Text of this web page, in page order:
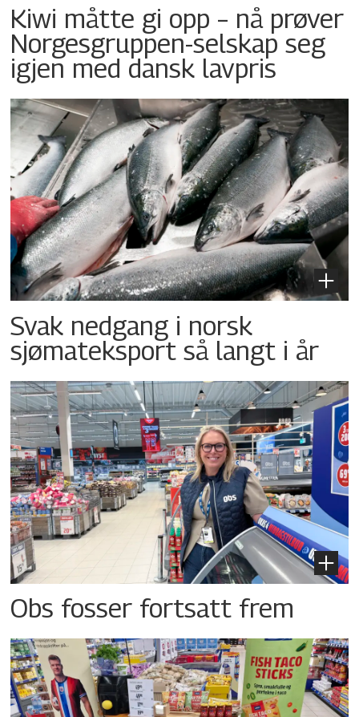
Kiwi måtte gi opp – nå prøver
Norgesgruppen-selskap seg
igjen med dansk lavpris
Svak nedgang i norsk
sjømateksport så langt i år
Obs fosser fortsatt frem